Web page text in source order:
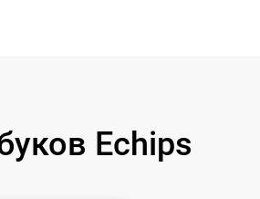
Echips